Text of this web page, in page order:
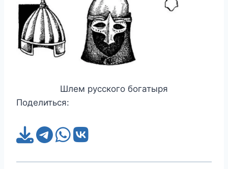
Шлем русского богатыря
Поделиться: